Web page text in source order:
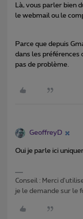
Là, vous parler bien
le webmail ou le
Parce que depuis
dans les préférences
pas de problème.
GeoffreyD
Oui je parle ici
Conseil : Merci
je le demande sur le